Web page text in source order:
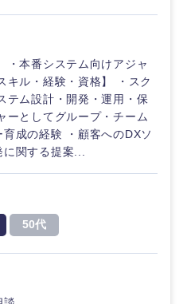
・本番システム向けアジャ
キル・経験・資格】 ・スク
テム設計・開発・運用・保
ーとしてグループ・チーム
成の経験 ・顧客へのDXソ
関する提案...
50代